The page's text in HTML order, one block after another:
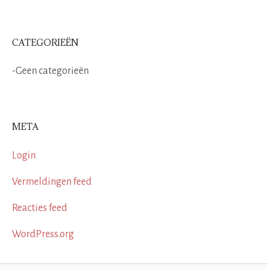
CATEGORIEËN
Geen categorieën
META
Login
Vermeldingen feed
Reacties feed
WordPress.org